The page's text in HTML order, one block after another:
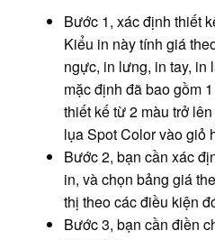
Bước 1, xác định thiết
Kiểu in này tính giá
ngực, in lưng, in tay,
mặc định đã bao gồm
thiết kế từ 2 màu trở
lụa Spot Color vào giỏ
Bước 2, bạn cần xác
in, và chọn bảng giá
thị theo các điều kiện
Bước 3, bạn cần điền